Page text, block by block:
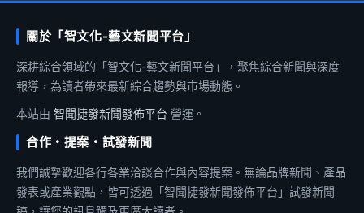
關於「智文化-藝文新聞平台」
深耕綜合領域的「智文化-藝文新聞平台」，聚焦綜合新聞與深度
報導，為讀者帶來最新綜合趨勢與市場動態。
本站由 智聞捷發新聞發佈平台 營運。
合作・提案・試發新聞
我們誠摯歡迎各行各業洽談合作與內容提案。無論品牌新聞、產品
發表或產業觀點，皆可透過「智聞捷發新聞發佈平台」試發新聞